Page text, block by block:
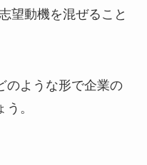
望動機を混ぜること
のような形で企業の
。